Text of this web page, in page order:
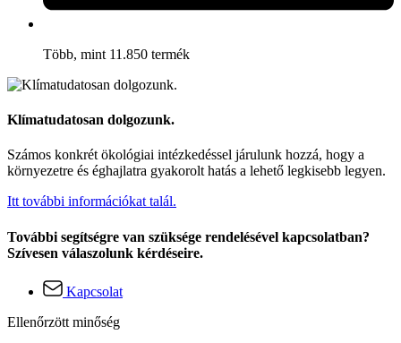
Több, mint 11.850 termék
Klímatudatosan dolgozunk.
Számos konkrét ökológiai intézkedéssel járulunk hozzá, hogy a
környezetre és éghajlatra gyakorolt hatás a lehető legkisebb legyen.
Itt további információkat talál.
További segítségre van szüksége rendelésével kapcsolatban?
Szívesen válaszolunk kérdéseire.
Kapcsolat
Ellenőrzött minőség